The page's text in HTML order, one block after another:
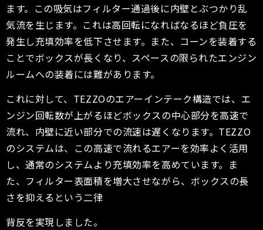
ます。この吸気はフィルター通過後に内壁とぶつかり乱
気流を生じます。これは高回転になればなるほど負圧を
発生し充填効率を低下させます。また、コーンを装着する
ことでボックスが長くなり、スペースの限られたエンジン
ルームへの装着には難があります。
これに対して、TEZZOのエアーインテーク構造では、エ
ンジン回転数が上がるほどボックスの中心部分を高速で
流れ、内壁に近い部分での流速は遅くなります。TEZZO
のシステムは、この高速で流れるエアーを効率よく活用
し、通常のシステムより充填効率を高めています。ま
た、フィルター表面積を増大させながら、ボックスの長
さを抑えるという二律
背反を実現しました。